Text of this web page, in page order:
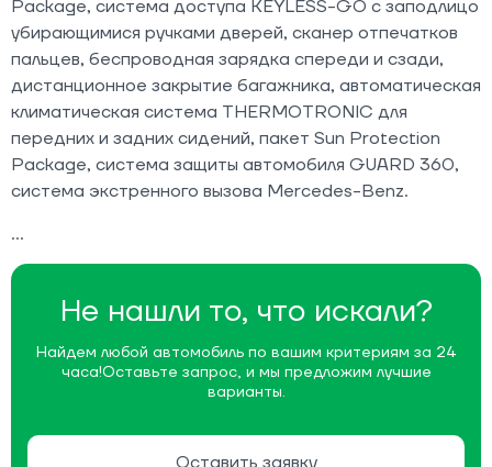
Не нашли то, что искали?
Найдем любой автомобиль по вашим критериям за 24
часа!Оставьте запрос, и мы предложим лучшие
варианты.
Оставить заявку
Package, система доступа KEYLESS-GO с заподлицо
убирающимися ручками дверей, сканер отпечатков
пальцев, беспроводная зарядка спереди и сзади,
дистанционное закрытие багажника, автоматическая
климатическая система THERMOTRONIC для
передних и задних сидений, пакет Sun Protection
Package, система защиты автомобиля GUARD 360,
система экстренного вызова Mercedes-Benz.